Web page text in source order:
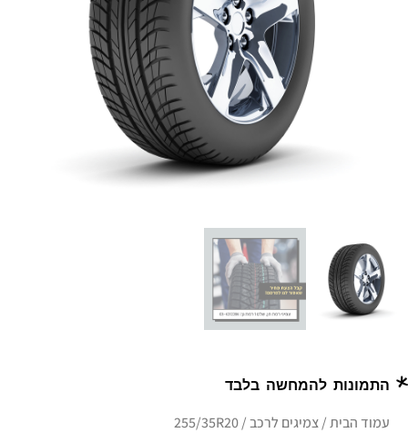
* התמונות להמחשה בלבד
עמוד הבית/צמיגים לרכב/ 255/35R20